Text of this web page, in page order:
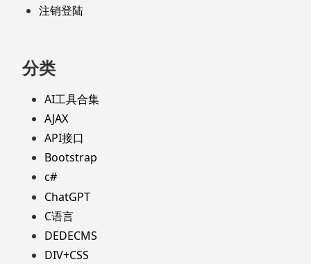
注销登陆
分类
AI工具合集
AJAX
API接口
Bootstrap
c#
ChatGPT
C语言
DEDECMS
DIV+CSS